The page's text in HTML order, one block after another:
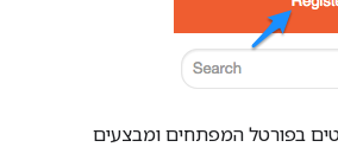
בפורטל המפתחים ומבצעים